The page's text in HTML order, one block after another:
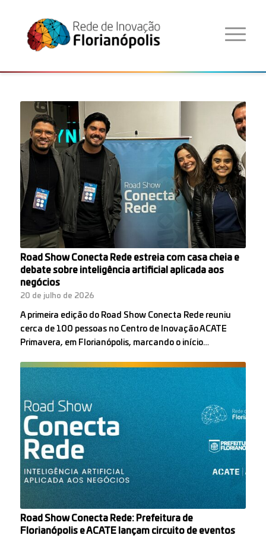
Road Show Conecta Rede estreia com casa cheia e
debate sobre inteligência artificial aplicada aos
negócios
20 de julho de 2026
A primeira edição do Road Show Conecta Rede reuniu
cerca de 100 pessoas no Centro de Inovação ACATE
Primavera, em Florianópolis, marcando o início…
Road Show Conecta Rede: Prefeitura de
Florianópolis e ACATE lançam circuito de eventos